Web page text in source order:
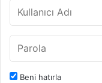
Beni hatırla